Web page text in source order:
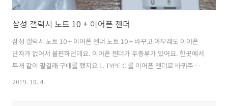
삼성 갤럭시 노트 10 + 이어폰 젠더
삼성 갤럭시 노트 10 + 이어폰 젠더 노트 10 + 바꾸고 아무래도 이어폰
단자가 없어서 불편하던데요. 이어폰 젠더가 두종류가 있어요. 한곳에서
두개 같이 팔길래 구매를 했지요 1. TYPE C 를 이어폰 젠더로 바꿔주는
젠더 ( 통화 + 음악 ) 2. TYPE C 를 TYPE C 와 이어폰 젠더가 결합되어 있
2019. 10. 4.